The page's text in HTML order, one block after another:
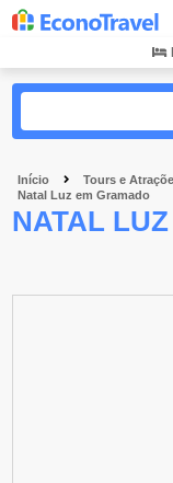
Início Tours e
Natal Luz em Gramado
NATAL